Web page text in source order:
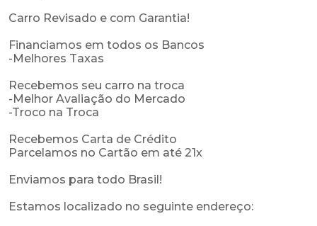
Carro Revisado e com Garantia!
Financiamos em todos os Bancos
-Melhores Taxas
Recebemos seu carro na troca
-Melhor Avaliação do Mercado
-Troco na Troca
Recebemos Carta de Crédito
Parcelamos no Cartão em até 21x
Enviamos para todo Brasil!
Estamos localizado no seguinte endereço: